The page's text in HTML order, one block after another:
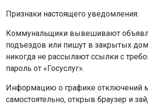
Признаки настоящего уведомления:
Коммунальщики вывешивают
подъездов или пишут в закрытых
никогда не рассылают ссылки с
пароль от «Госуслуг».
Информацию о графике отключений
самостоятельно, открыв браузер и